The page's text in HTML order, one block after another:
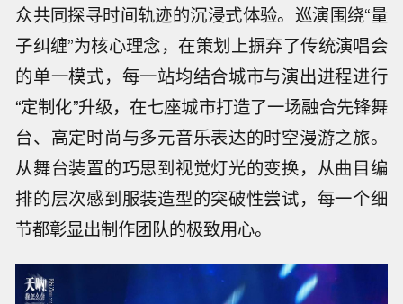
众共同探寻时间轨迹的沉浸式体验。巡演围绕“量
子纠缠”为核心理念，在策划上摒弃了传统演唱会
的单一模式，每一站均结合城市与演出进程进行
“定制化”升级，在七座城市打造了一场融合先锋舞
台、高定时尚与多元音乐表达的时空漫游之旅。
从舞台装置的巧思到视觉灯光的变换，从曲目编
排的层次感到服装造型的突破性尝试，每一个细
节都彰显出制作团队的极致用心。